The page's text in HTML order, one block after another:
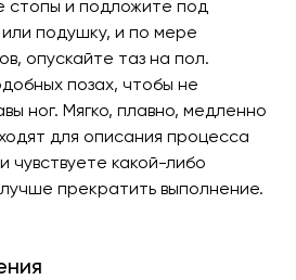
стопы и подложите под
подушку, и по мере
опускайте таз на пол.
позах, чтобы не
ног. Мягко, плавно, медленно
для описания процесса
чувствуете какой-либо
прекратить выполнение.